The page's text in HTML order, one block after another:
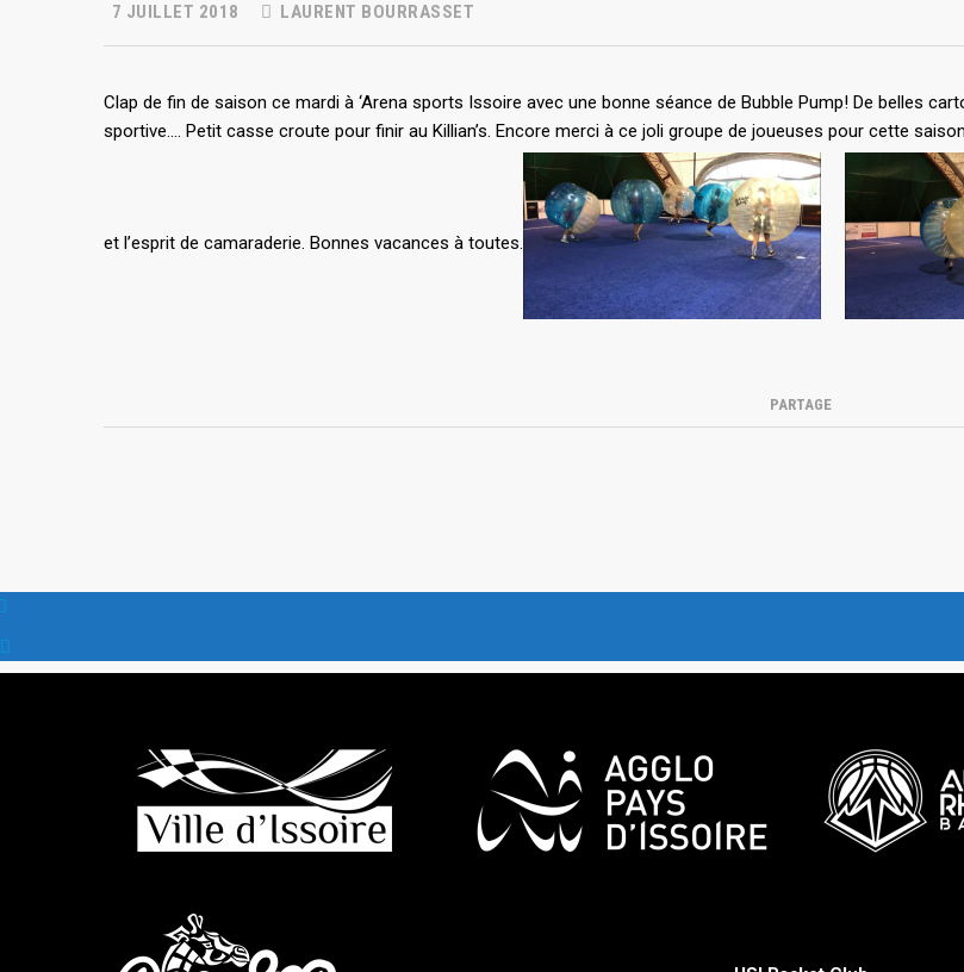
7 JUILLET 2018 LAURENT BOURRASSET
Clap de fin de saison ce mardi à ‘Arena sports Issoire avec une bonne séance de Bubble Pump! De belles
sportive…. Petit casse croute pour finir au Killian’s. Encore merci à ce joli groupe de joueuses pour cette
et l’esprit de camaraderie. Bonnes vacances à toutes.
PARTAGE